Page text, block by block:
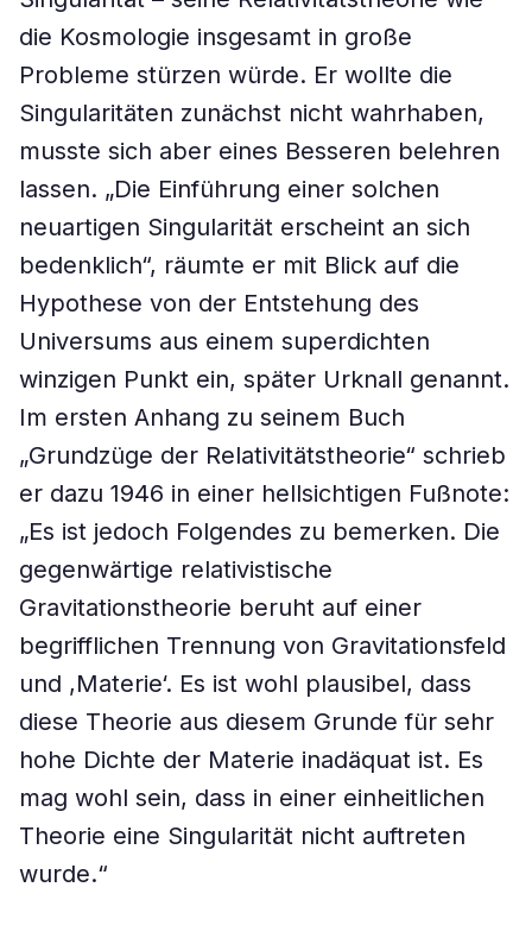
die Kosmologie insgesamt in große
Probleme stürzen würde. Er wollte die
Singularitäten zunächst nicht wahrhaben,
musste sich aber eines Besseren belehren
lassen. „Die Einführung einer solchen
neuartigen Singularität erscheint an sich
bedenklich“, räumte er mit Blick auf die
Hypothese von der Entstehung des
Universums aus einem superdichten
winzigen Punkt ein, später Urknall genannt.
Im ersten Anhang zu seinem Buch
„Grundzüge der Relativitätstheorie“ schrieb
er dazu 1946 in einer hellsichtigen Fußnote:
„Es ist jedoch Folgendes zu bemerken. Die
gegenwärtige relativistische
Gravitationstheorie beruht auf einer
begrifflichen Trennung von Gravitationsfeld
und ,Materie‘. Es ist wohl plausibel, dass
diese Theorie aus diesem Grunde für sehr
hohe Dichte der Materie inadäquat ist. Es
mag wohl sein, dass in einer einheitlichen
Theorie eine Singularität nicht auftreten
wurde.“